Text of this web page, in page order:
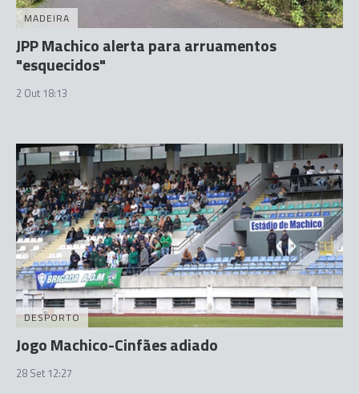
MADEIRA
JPP Machico alerta para arruamentos
"esquecidos"
2 Out 18:13
DESPORTO
Jogo Machico-Cinfães adiado
28 Set 12:27